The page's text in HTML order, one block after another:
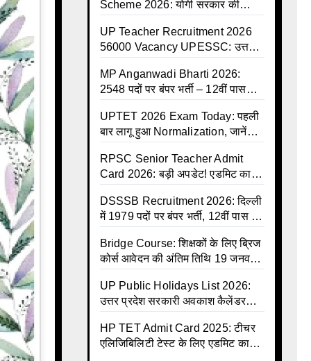
Scheme 2026: योगी सरकार की
इलाज शुरू
UP Teacher Recruitment 2026
56000 Vacancy UPESSC: उत्तर
की बंपर भर्ती की तैयारी, अगस्त में आ
सकता है विज्ञापन
MP Anganwadi Bharti 2026:
2548 पदों पर बंपर भर्ती – 12वीं पास
Apply Online
UPTET 2026 Exam Today: पहली
बार लागू हुआ Normalization, जानें
क्या होगा फायदा
RPSC Senior Teacher Admit
Card 2026: बड़ी अपडेट! एडमिट कार्ड
जरूरी निर्देश
DSSSB Recruitment 2026: दिल्ली
में 1979 पदों पर बंपर भर्ती, 12वीं पास के
तक
Bridge Course: शिक्षकों के लिए ब्रिज
कोर्स आवेदन की अंतिम तिथि 19 जनवरी
UP Public Holidays List 2026:
उत्तर प्रदेश सरकारी अवकाश कैलेंडर
डाउनलोड करें | Up Avkash Talika |
up government avkash talika |
HP TET Admit Card 2025: टीचर
एलिजिबिलिटी टेस्ट के लिए एडमिट कार्ड